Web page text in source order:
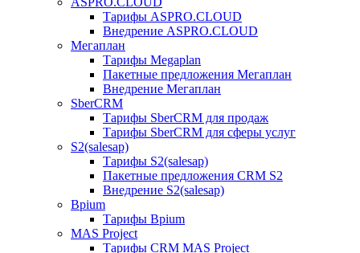
Тарифы ASPRO.CLOUD
Внедрение ASPRO.CLOUD
Мегаплан
Тарифы Megaplan
Пакетные предложения Мегаплан
Внедрение Мегаплан
SberCRM
Тарифы SberCRM для продаж
Тарифы SberCRM для сферы услуг
S2(salesap)
Тарифы S2(salesap)
Пакетные предложения CRM S2
Внедрение S2(salesap)
Bpium
Тарифы Bpium
MAS Project
Тарифы CRM MAS Project